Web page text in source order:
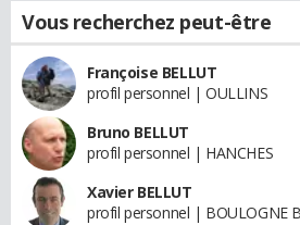
Vous recherchez peut-être
Françoise BELLUT
profil personnel | OULLINS
Bruno BELLUT
profil personnel | HANCHES
Xavier BELLUT
profil personnel | BOULOGNE